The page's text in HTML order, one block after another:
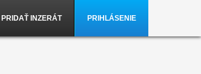
PRIDAŤ INZERÁT PRIHLÁSENIE